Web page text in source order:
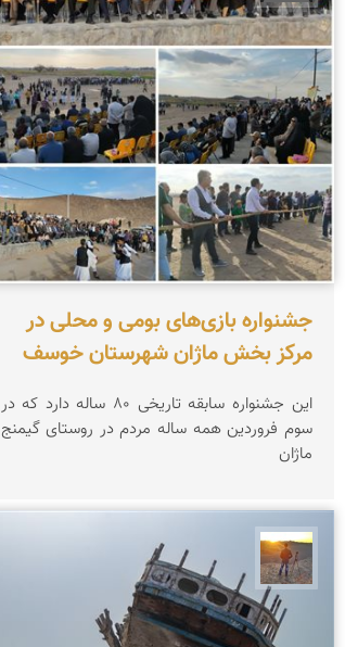
جشنواره بازی‌های بومی و محلی در
مرکز بخش ماژان شهرستان خوسف
این جشنواره سابقه تاریخی ۸۰ ساله دارد که در
سوم فروردین همه ساله مردم در روستای گیمنج
ماژان
مهدی مخلصیان